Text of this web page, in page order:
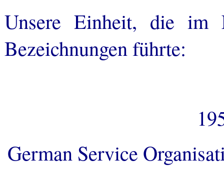
Unsere Einheit, die im
Bezeichnungen führte:
German Service